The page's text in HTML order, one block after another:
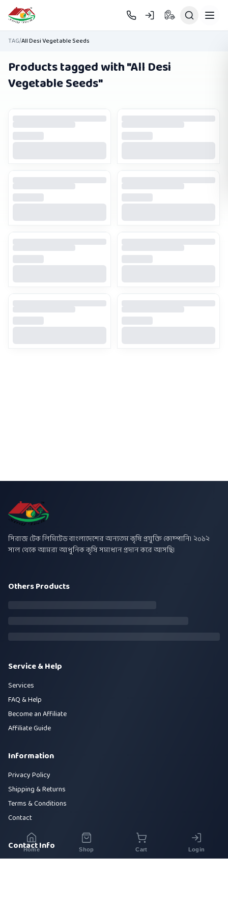
Skip to main content
TAG/All Desi Vegetable Seeds
Products tagged with "All Desi
Vegetable Seeds"
সিরাজ টেক লিমিটেড বাংলাদেশের অন্যতম কৃষি প্রযুক্তি কোম্পানি। ২০১২
সাল থেকে আমরা আধুনিক কৃষি সমাধান প্রদান করে আসছি।
Others Products
Service & Help
Services
FAQ & Help
Become an Affiliate
Affiliate Guide
Information
Privacy Policy
Shipping & Returns
Terms & Conditions
Contact
Contact Info
Home Shop Cart Login